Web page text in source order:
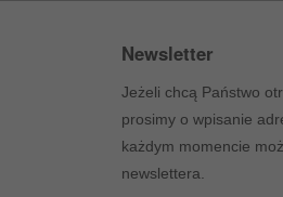
Newsletter
Jeżeli chcą Państwo
prosimy o wpisanie
każdym momencie
newslettera.